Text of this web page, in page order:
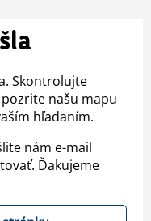
Skontrolujte
našu mapu
hľadaním.
nám e-mail
Ďakujeme